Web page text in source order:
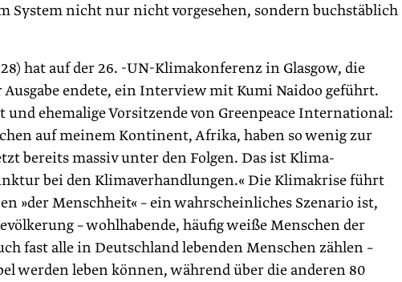
System nicht nur nicht vorgesehen, sondern buchstäblich
hat auf der 26. -UN-Klimakonferenz in Glasgow, die
Ausgabe endete, ein Interview mit Kumi Naidoo geführt.
ehemalige Vorsitzende von Greenpeace International:
auf meinem Kontinent, Afrika, haben so wenig zur
bereits massiv unter den Folgen. Das ist Klima-
bei den Klimaverhandlungen.« Die Klimakrise führt
»der Menschheit« – ein wahrscheinliches Szenario ist,
– wohlhabende, häufig weiße Menschen der
fast alle in Deutschland lebenden Menschen zählen –
werden leben können, während über die anderen 80